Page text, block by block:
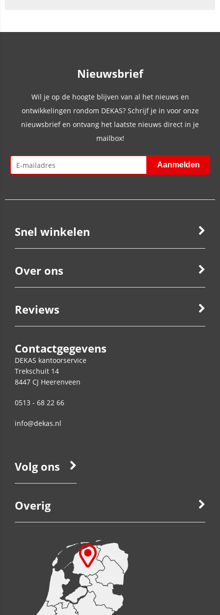
Nieuwsbrief
Wil je op de hoogte blijven van al het nieuws en
ontwikkelingen rondom DEKAS? Schrijf je in voor onze
nieuwsbrief en ontvang het laatste nieuws direct in je
mailbox!
Snel winkelen
Over ons
Reviews
Contactgegevens
DEKAS kantoorservice
Trekschuit 14
8447 CJ Heerenveen
0513 - 68 22 66
info@dekas.nl
Volg ons
Overig